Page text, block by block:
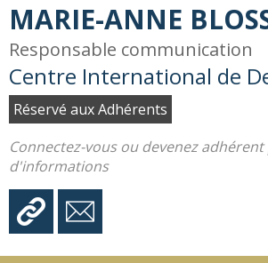
MARIE-ANNE
Responsable communication
Centre International de
Réservé aux Adhérents
Connectez-vous ou devenez
d'informations